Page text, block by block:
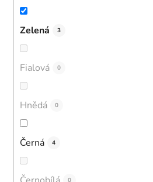
Zelená 3
Fialová 0
Hnědá 0
Černá 4
0